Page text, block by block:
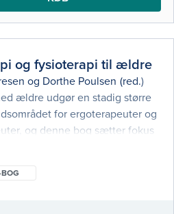
og fysioterapi til ældre
og Dorthe Poulsen (red.)
ældre udgør en stadig større
for ergoterapeuter og
og denne bog sætter fokus
ældre tager udgangspunkt i